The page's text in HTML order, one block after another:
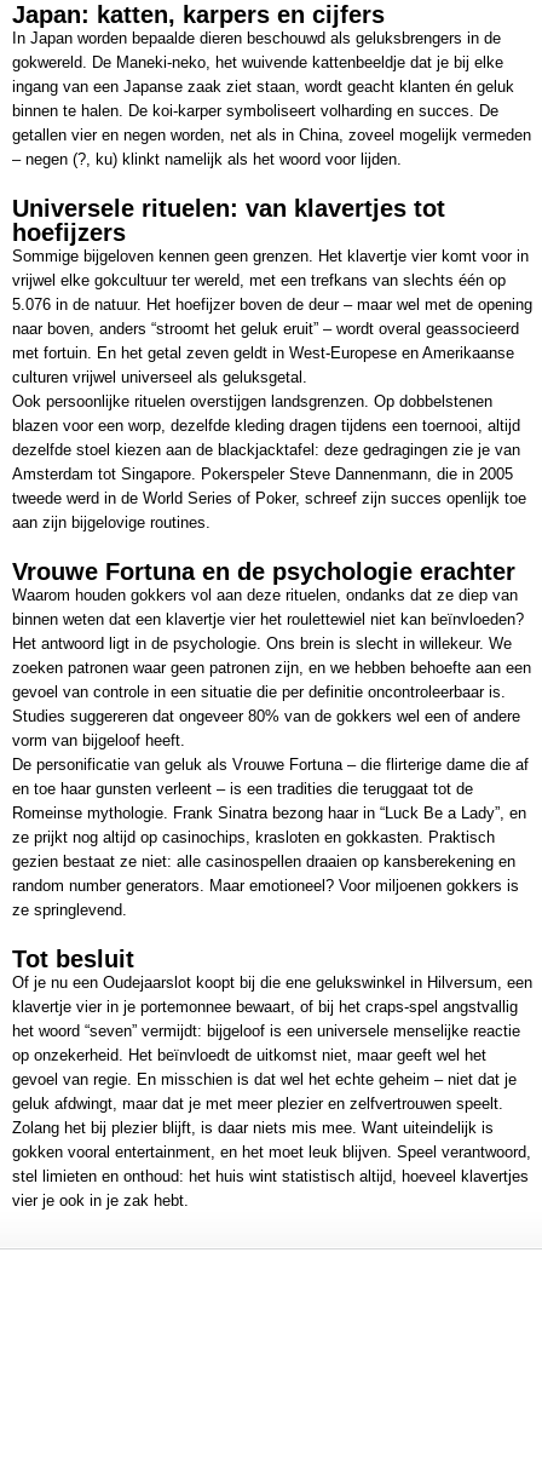
Japan: katten, karpers en cijfers
In Japan worden bepaalde dieren beschouwd als geluksbrengers in de
gokwereld. De Maneki-neko, het wuivende kattenbeeldje dat je bij elke
ingang van een Japanse zaak ziet staan, wordt geacht klanten én geluk
binnen te halen. De koi-karper symboliseert volharding en succes. De
getallen vier en negen worden, net als in China, zoveel mogelijk vermeden
– negen (?, ku) klinkt namelijk als het woord voor lijden.
Universele rituelen: van klavertjes tot
hoefijzers
Sommige bijgeloven kennen geen grenzen. Het klavertje vier komt voor in
vrijwel elke gokcultuur ter wereld, met een trefkans van slechts één op
5.076 in de natuur. Het hoefijzer boven de deur – maar wel met de opening
naar boven, anders “stroomt het geluk eruit” – wordt overal geassocieerd
met fortuin. En het getal zeven geldt in West-Europese en Amerikaanse
culturen vrijwel universeel als geluksgetal.
Ook persoonlijke rituelen overstijgen landsgrenzen. Op dobbelstenen
blazen voor een worp, dezelfde kleding dragen tijdens een toernooi, altijd
dezelfde stoel kiezen aan de blackjacktafel: deze gedragingen zie je van
Amsterdam tot Singapore. Pokerspeler Steve Dannenmann, die in 2005
tweede werd in de World Series of Poker, schreef zijn succes openlijk toe
aan zijn bijgelovige routines.
Vrouwe Fortuna en de psychologie erachter
Waarom houden gokkers vol aan deze rituelen, ondanks dat ze diep van
binnen weten dat een klavertje vier het roulettewiel niet kan beïnvloeden?
Het antwoord ligt in de psychologie. Ons brein is slecht in willekeur. We
zoeken patronen waar geen patronen zijn, en we hebben behoefte aan een
gevoel van controle in een situatie die per definitie oncontroleerbaar is.
Studies suggereren dat ongeveer 80% van de gokkers wel een of andere
vorm van bijgeloof heeft.
De personificatie van geluk als Vrouwe Fortuna – die flirterige dame die af
en toe haar gunsten verleent – is een tradities die teruggaat tot de
Romeinse mythologie. Frank Sinatra bezong haar in “Luck Be a Lady”, en
ze prijkt nog altijd op casinochips, krasloten en gokkasten. Praktisch
gezien bestaat ze niet: alle casinospellen draaien op kansberekening en
random number generators. Maar emotioneel? Voor miljoenen gokkers is
ze springlevend.
Tot besluit
Of je nu een Oudejaarslot koopt bij die ene gelukswinkel in Hilversum, een
klavertje vier in je portemonnee bewaart, of bij het craps-spel angstvallig
het woord “seven” vermijdt: bijgeloof is een universele menselijke reactie
op onzekerheid. Het beïnvloedt de uitkomst niet, maar geeft wel het
gevoel van regie. En misschien is dat wel het echte geheim – niet dat je
geluk afdwingt, maar dat je met meer plezier en zelfvertrouwen speelt.
Zolang het bij plezier blijft, is daar niets mis mee. Want uiteindelijk is
gokken vooral entertainment, en het moet leuk blijven. Speel verantwoord,
stel limieten en onthoud: het huis wint statistisch altijd, hoeveel klavertjes
vier je ook in je zak hebt.